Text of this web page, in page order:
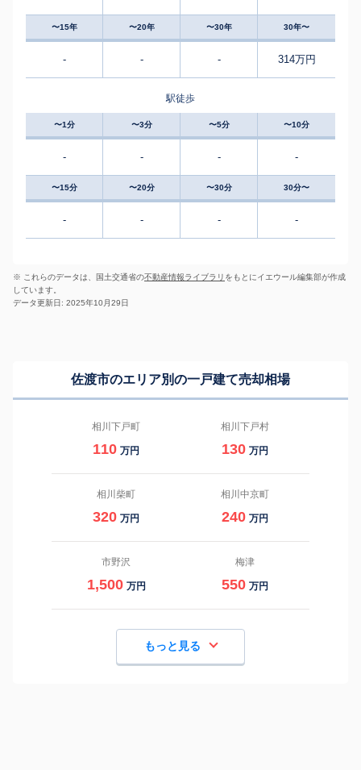
〜15年 〜20年 〜30年 30年〜
- - - 314万円
駅徒歩
〜1分 〜3分 〜5分 〜10分
- - - -
〜15分 〜20分 〜30分 30分〜
- - - -
※ これらのデータは、国土交通省の不動産情報ライブラリ をもとにイエウール編集部が作成
しています。
データ更新日: 2025年10月29日
佐渡市のエリア別の一戸建て売却相場
相川下戸町
110 万円
相川下戸村
130 万円
相川柴町
320 万円
相川中京町
240 万円
市野沢
1,500 万円
梅津
550 万円
もっと見る